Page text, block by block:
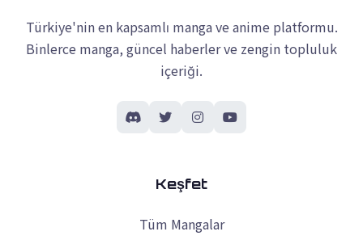
Türkiye'nin en kapsamlı manga ve anime platformu.
Binlerce manga, güncel haberler ve zengin topluluk
içeriği.
Keşfet
Tüm Mangalar